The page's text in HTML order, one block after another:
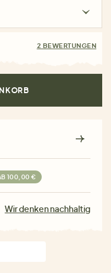
2 BEWERTUNGEN
100,00 €
Wir denken nachhaltig